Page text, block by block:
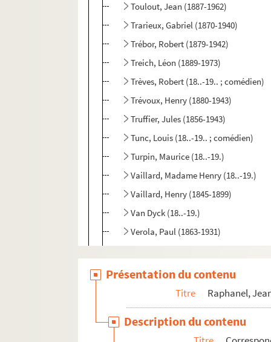
Toulout, Jean (1887-1962)
Trarieux, Gabriel (1870-1940)
Trébor, Robert (1879-1942)
Treich, Léon (1889-1973)
Trèves, Robert (18..-19.. ; comédien)
Trévoux, Henry (1880-1943)
Truffier, Jules (1856-1943)
Tunc, Louis (18..-19.. ; comédien)
Turpin, Maurice (18..-19.)
Vaillard, Madame Henry (18..-19.)
Vaillard, Henry (1845-1899)
Van Dyck (18..-19.)
Verola, Paul (1863-1931)
Vincent, Jean (19..-19.. ; comédien)
Voyeux, Gustave (18..-19.)
Wag, Alexandre (18..-19.. ; architecte)
Weckerlin, Jean-Baptiste (1821-1910)
Présentation du contenu
Titre Raphanel,
Description du contenu